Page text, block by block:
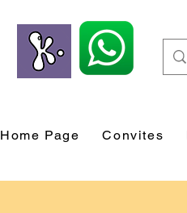
Home Page Convites